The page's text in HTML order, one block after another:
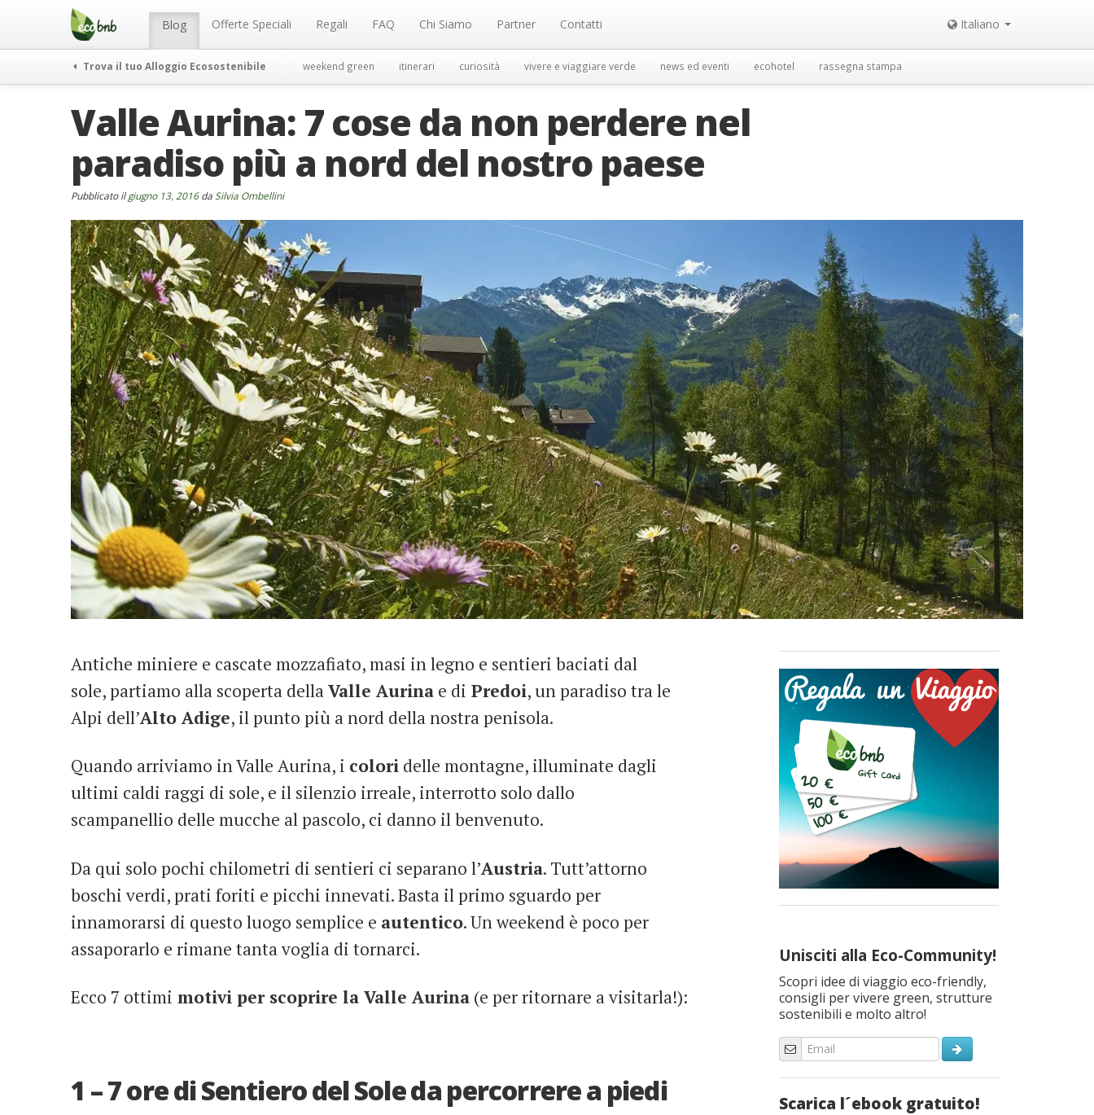
Menu Blog Offerte Speciali Regali FAQ Chi Siamo Partner Contatti Italiano
Trova il tuo Alloggio Ecosostenibile weekend green itinerari curiosità vivere e viaggiare verde news ed eventi ecohotel rassegna stampa
Valle Aurina: 7 cose da non perdere nel
paradiso più a nord del nostro paese
Pubblicato ilgiugno 13, 2016da Silvia Ombellini
Antiche miniere e cascate mozzafiato, masi in legno e sentieri baciati dal
sole, partiamo alla scoperta dellaValle Aurina e di Predoi, un paradiso tra le
Alpi dell’Alto Adige, il punto più a nord della nostra penisola.
Quando arriviamo in Valle Aurina, i colori delle montagne, illuminate dagli
ultimi caldi raggi di sole, e il silenzio irreale, interrotto solo dallo
scampanellio delle mucche al pascolo, ci danno il benvenuto.
Da qui solo pochi chilometri di sentieri ci separano l’Austria. Tutt’attorno
boschi verdi, prati foriti e picchi innevati. Basta il primo sguardo per
innamorarsi di questo luogo semplice e autentico. Un weekend è poco per
assaporarlo e rimane tanta voglia di tornarci.
Ecco 7 ottimi motivi per scoprire la Valle Aurina (e per ritornare a visitarla!):
1 – 7 ore di Sentiero del Sole da percorrere a piedi
Unisciti alla Eco-Community!
Scopri idee di viaggio eco-friendly,
consigli per vivere green, strutture
sostenibili e molto altro!
Scarica l´ebook gratuito!